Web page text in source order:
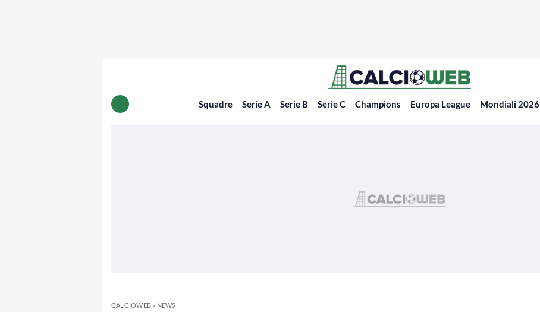
Squadre Serie A Serie B Serie C Champions Europa League Mondiali 2026
CALCIOWEB» NEWS